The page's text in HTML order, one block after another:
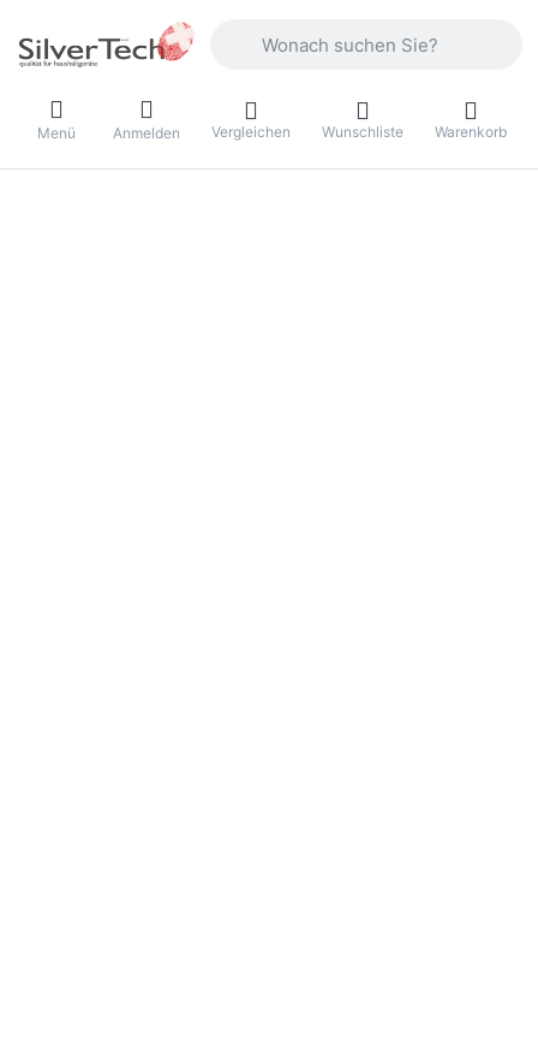
Menü Anmelden Vergleichen Wunschliste Warenkorb